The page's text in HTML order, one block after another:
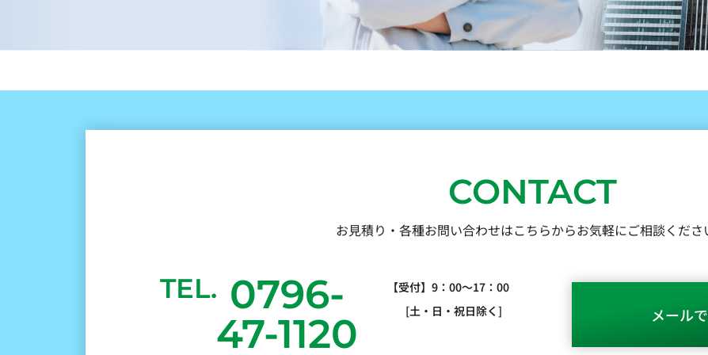
CONTACT
お見積り・各種お問い合わせはこちらからお気軽にご相談くださ
TEL. 0796-
47-1120
【受付】9：00～17：00
[土・日・祝日除く]
メール